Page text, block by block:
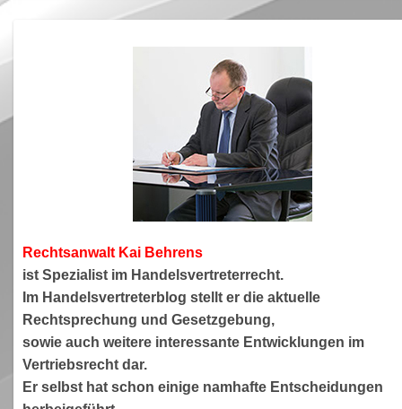
Rechtsanwalt Kai Behrens
ist Spezialist im Handelsvertreterrecht.
Im Handelsvertreterblog stellt er die aktuelle
Rechtsprechung und Gesetzgebung,
sowie auch weitere interessante Entwicklungen im
Vertriebsrecht dar.
Er selbst hat schon einige namhafte Entscheidungen